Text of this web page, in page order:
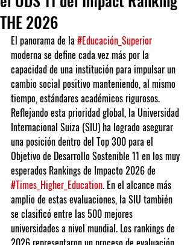
THE 2026
El panorama de la #Educación_Superior
moderna se define cada vez más por la
capacidad de una institución para impulsar un
cambio social positivo manteniendo, al mismo
tiempo, estándares académicos rigurosos.
Reflejando esta prioridad global, la Universidad
Internacional Suiza (SIU) ha logrado asegurar
una posición dentro del Top 300 para el
Objetivo de Desarrollo Sostenible 11 en los muy
esperados Rankings de Impacto 2026 de
#Times_Higher_Education. En el alcance más
amplio de estas evaluaciones, la SIU también
se clasificó entre las 500 mejores
universidades a nivel mundial. Los rankings de